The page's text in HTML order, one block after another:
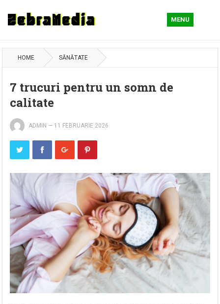
MENU
HOME SĂNĂTATE
7 trucuri pentru un somn de
calitate
ADMIN — 11 FEBRUARIE 2026